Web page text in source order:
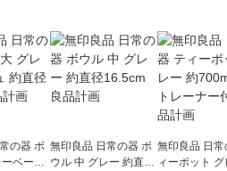
の器 ボ
ベージ
無印良品 日常の器 ボ
ウル 中 グレー 約直径
無印良品 日常
ィーポット